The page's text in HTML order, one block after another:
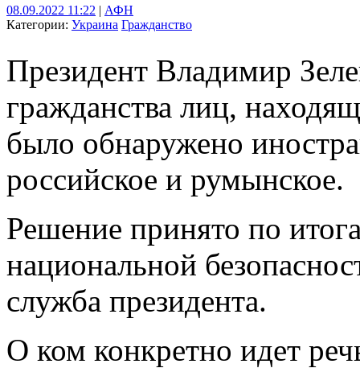
08.09.2022 11:22 | АФН
Категории: Украина Гражданство
Президент Владимир
гражданства лиц,
было обнаружено
российское и румынское.
Решение принято по
национальной
служба президента.
О ком конкретно идет